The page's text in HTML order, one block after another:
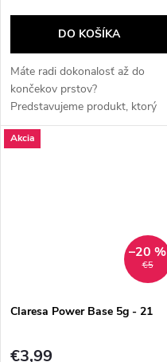
DO KOŠÍKA
Máte radi dokonalosť až do
končekov prstov?
Predstavujeme produkt, ktorý
pre vás mení pravidlá hry! ✨
**Claresa Power Base**: Váš
Akcia
€5
–20 %
Claresa Power Base 5g - 21
€3,99